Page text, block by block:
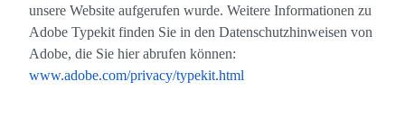
unsere Website aufgerufen wurde. Weitere Informationen zu
Adobe Typekit finden Sie in den Datenschutzhinweisen von
Adobe, die Sie hier abrufen können:
www.adobe.com/privacy/typekit.html